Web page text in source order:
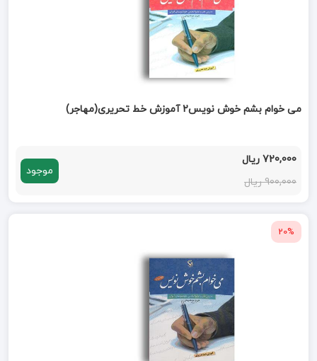
می خوام بشم خوش نویس2 آموزش خط تحریری(مهاجر)
720,000 ریال
900,000 ریال
موجود
20%